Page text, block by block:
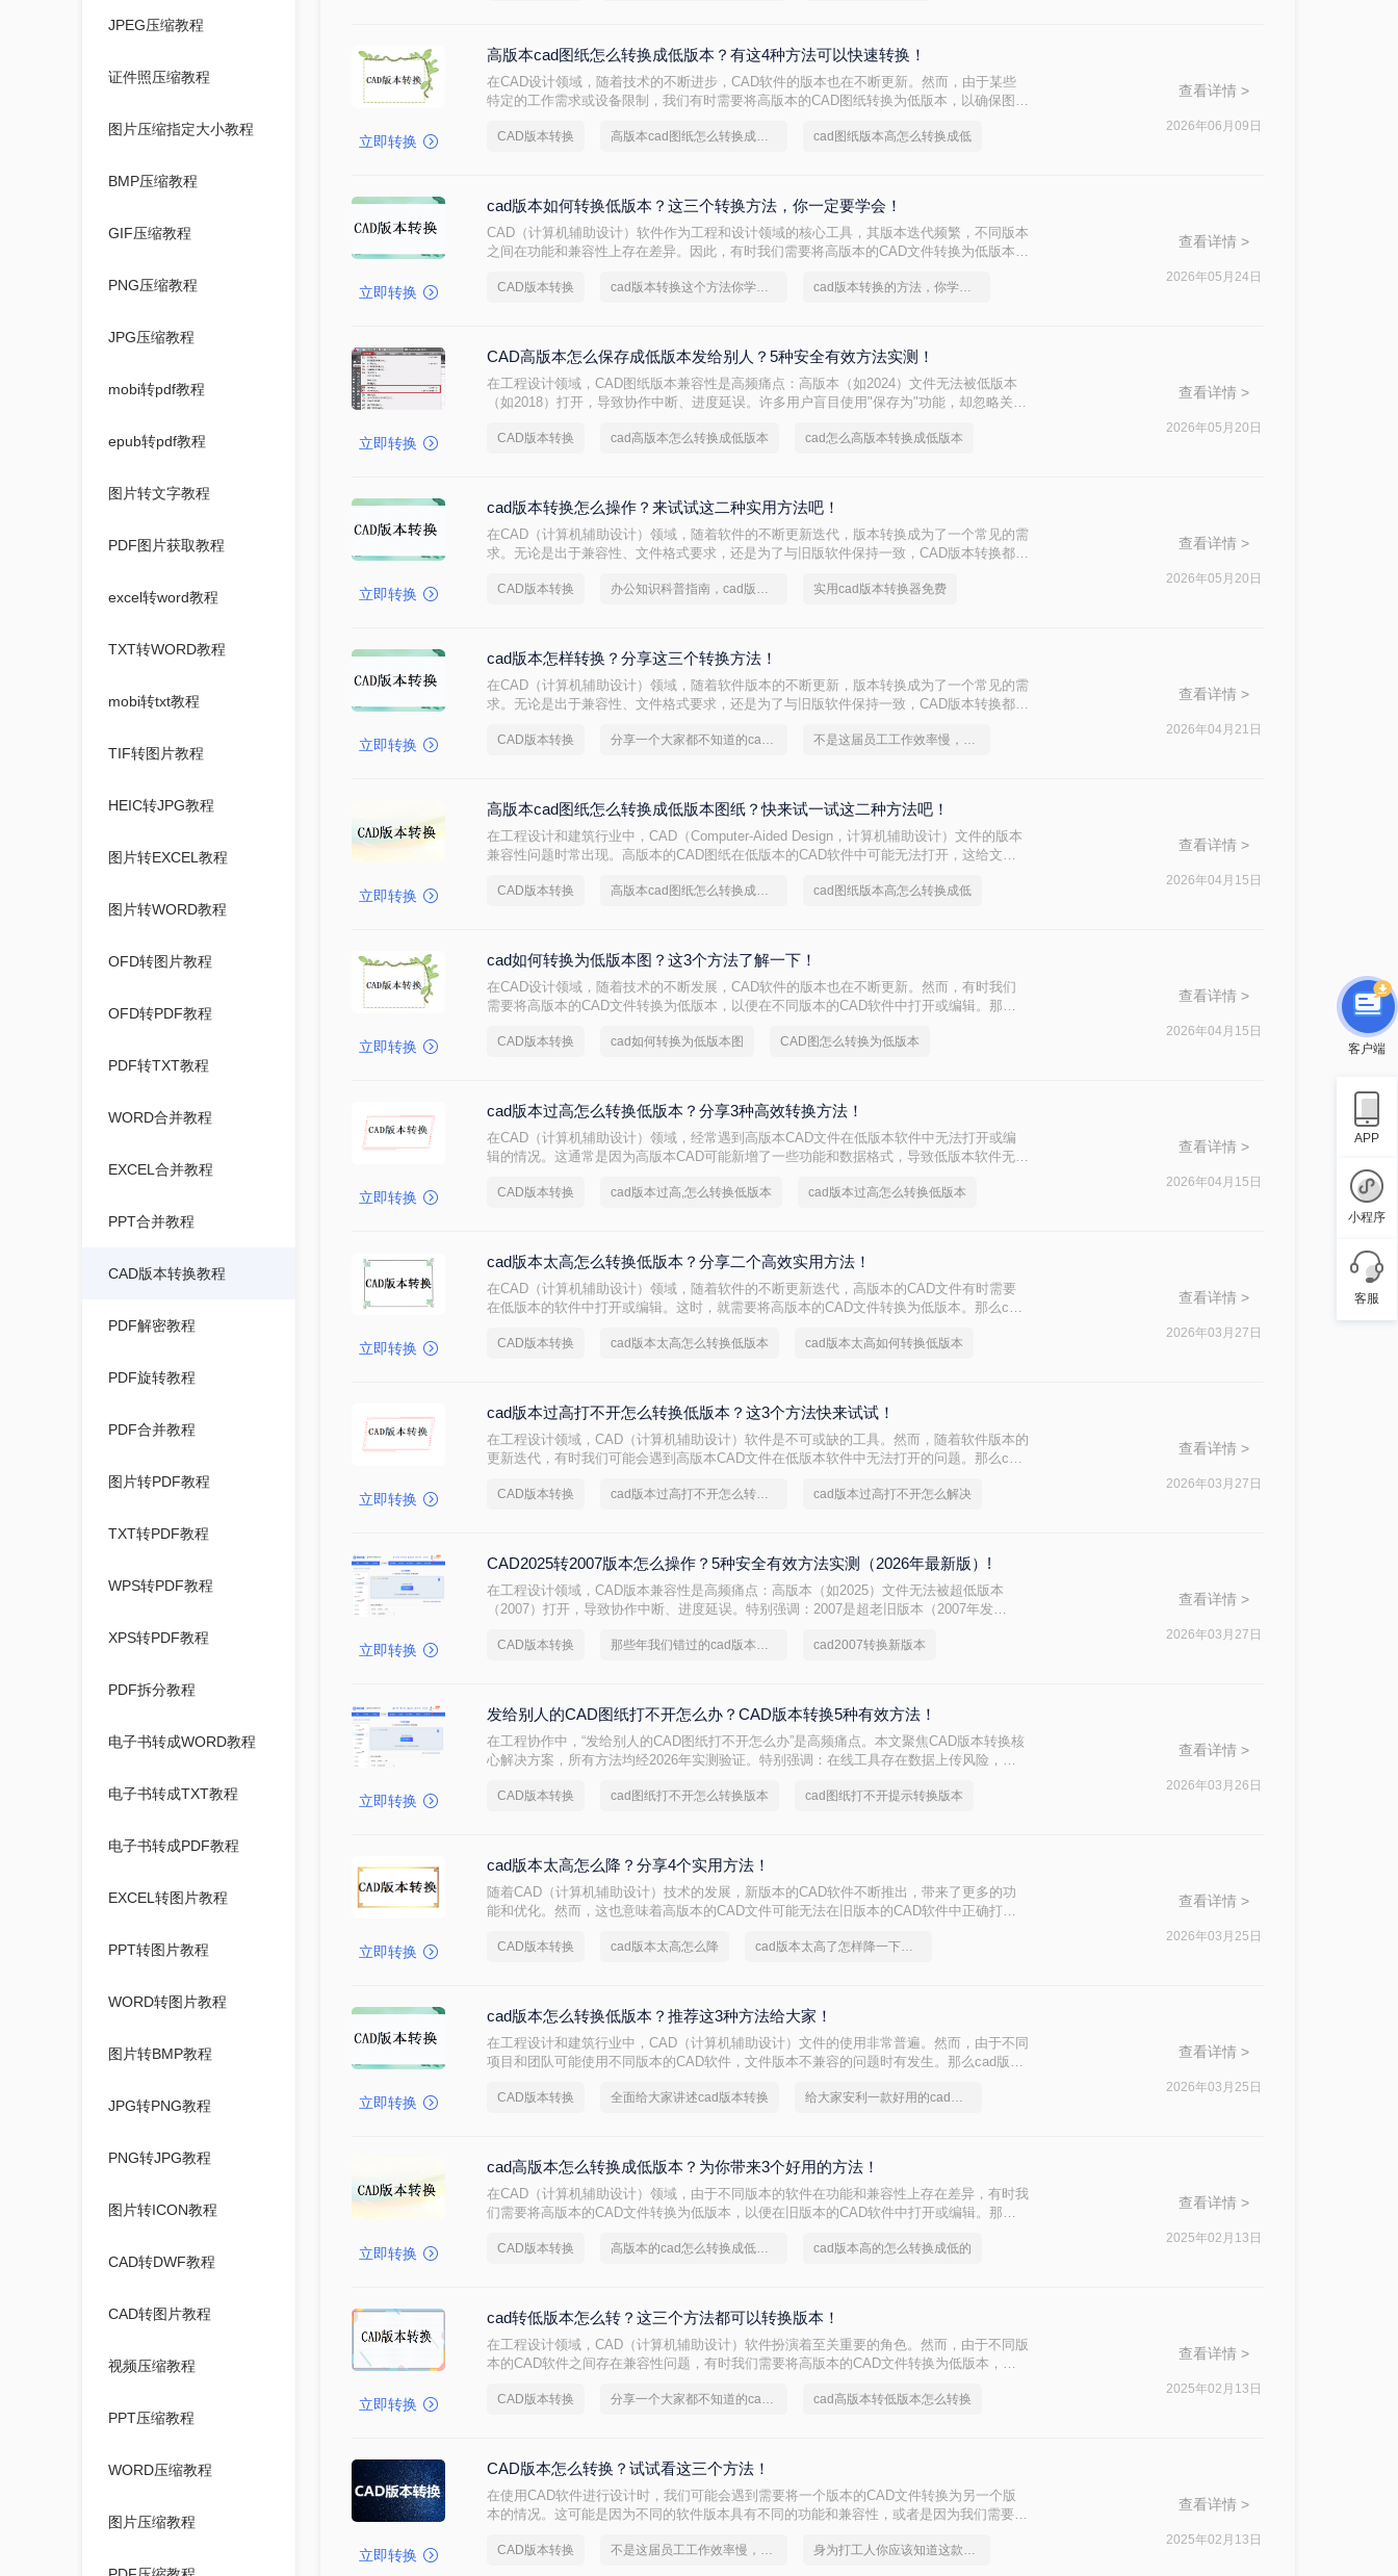
JPEG压缩教程
证件照压缩教程
图片压缩指定大小教程
BMP压缩教程
GIF压缩教程
PNG压缩教程
JPG压缩教程
mobi转pdf教程
epub转pdf教程
图片转文字教程
PDF图片获取教程
excel转word教程
TXT转WORD教程
mobi转txt教程
TIF转图片教程
HEIC转JPG教程
图片转EXCEL教程
图片转WORD教程
OFD转图片教程
OFD转PDF教程
PDF转TXT教程
WORD合并教程
EXCEL合并教程
PPT合并教程
CAD版本转换教程
PDF解密教程
PDF旋转教程
PDF合并教程
图片转PDF教程
TXT转PDF教程
WPS转PDF教程
XPS转PDF教程
PDF拆分教程
电子书转成WORD教程
电子书转成TXT教程
电子书转成PDF教程
EXCEL转图片教程
PPT转图片教程
WORD转图片教程
图片转BMP教程
JPG转PNG教程
PNG转JPG教程
图片转ICON教程
CAD转DWF教程
CAD转图片教程
视频压缩教程
PPT压缩教程
WORD压缩教程
图片压缩教程
立即转换
高版本cad图纸怎么转换成低版本？有这4种方法可以快速转换！
在CAD设计领域，随着技术的不断进步，CAD软件的版本也在不断更新。然而，由于某些
特定的工作需求或设备限制，我们有时需要将高版本的CAD图纸转换为低版本，以确保图纸
文将详细介绍四种将高版本CAD图纸转换为低版本的方法，并给出具体的操作步骤和注意事
CAD版本转换 高版本cad图纸怎么转换成低版本图纸 cad图纸版本高怎么转换成低
查看详情 >
2026年06月09日
立即转换
cad版本如何转换低版本？这三个转换方法，你一定要学会！
CAD（计算机辅助设计）软件作为工程和设计领域的核心工具，其版本迭代频繁，不同版本
之间在功能和兼容性上存在差异。因此，有时我们需要将高版本的CAD文件转换为低版本，
的方法来实现CAD版本从高到低的转换。
CAD版本转换 cad版本转换这个方法你学会了吗？ cad版本转换的方法，你学会了吗
查看详情 >
2026年05月24日
立即转换
CAD高版本怎么保存成低版本发给别人？5种安全有效方法实测！
在工程设计领域，CAD图纸版本兼容性是高频痛点：高版本（如2024）文件无法被低版本
（如2018）打开，导致协作中断、进度延误。许多用户盲目使用"保存为"功能，却忽略关键
AutoCAD 2024+系统实测，系统梳理5种安全有效的版本转换方法，明确标注每种方案的适
CAD版本转换 cad高版本怎么转换成低版本 cad怎么高版本转换成低版本
查看详情 >
2026年05月20日
立即转换
cad版本转换怎么操作？来试试这二种实用方法吧！
在CAD（计算机辅助设计）领域，随着软件的不断更新迭代，版本转换成为了一个常见的需
求。无论是出于兼容性、文件格式要求，还是为了与旧版软件保持一致，CAD版本转换都显
CAD版本转换 办公知识科普指南，cad版本转换的操作方法 实用cad版本转换器免费
查看详情 >
2026年05月20日
立即转换
cad版本怎样转换？分享这三个转换方法！
在CAD（计算机辅助设计）领域，随着软件版本的不断更新，版本转换成为了一个常见的需
求。无论是出于兼容性、文件格式要求，还是为了与旧版软件保持一致，CAD版本转换都显
CAD版本转换 分享一个大家都不知道的cad版本转换方法 不是这届员工工作效率慢，是你不会cad版本转换这一招！
查看详情 >
2026年04月21日
立即转换
高版本cad图纸怎么转换成低版本图纸？快来试一试这二种方法吧！
在工程设计和建筑行业中，CAD（Computer-Aided Design，计算机辅助设计）文件的版本
兼容性问题时常出现。高版本的CAD图纸在低版本的CAD软件中可能无法打开，这给文件
将高版本CAD图纸转换为低版本的方法，帮助您轻松解决这一问题。
CAD版本转换 高版本cad图纸怎么转换成低版本图纸 cad图纸版本高怎么转换成低
查看详情 >
2026年04月15日
立即转换
cad如何转换为低版本图？这3个方法了解一下！
在CAD设计领域，随着技术的不断发展，CAD软件的版本也在不断更新。然而，有时我们
需要将高版本的CAD文件转换为低版本，以便在不同版本的CAD软件中打开或编辑。那么
CAD版本转换 cad如何转换为低版本图 CAD图怎么转换为低版本
查看详情 >
2026年04月15日
立即转换
cad版本过高怎么转换低版本？分享3种高效转换方法！
在CAD（计算机辅助设计）领域，经常遇到高版本CAD文件在低版本软件中无法打开或编
辑的情况。这通常是因为高版本CAD可能新增了一些功能和数据格式，导致低版本软件无法
版本呢？本文将介绍三种将CAD高版本转换为低版本的高效方法。
CAD版本转换 cad版本过高,怎么转换低版本 cad版本过高怎么转换低版本
查看详情 >
2026年04月15日
立即转换
cad版本太高怎么转换低版本？分享二个高效实用方法！
在CAD（计算机辅助设计）领域，随着软件的不断更新迭代，高版本的CAD文件有时需要
在低版本的软件中打开或编辑。这时，就需要将高版本的CAD文件转换为低版本。那么cad
CAD版本转换 cad版本太高怎么转换低版本 cad版本太高如何转换低版本
查看详情 >
2026年03月27日
立即转换
cad版本过高打不开怎么转换低版本？这3个方法快来试试！
在工程设计领域，CAD（计算机辅助设计）软件是不可或缺的工具。然而，随着软件版本的
更新迭代，有时我们可能会遇到高版本CAD文件在低版本软件中无法打开的问题。那么cad
法，帮助大家轻松解决这一难题。
CAD版本转换 cad版本过高打不开怎么转换低版本 cad版本过高打不开怎么解决
查看详情 >
2026年03月27日
立即转换
CAD2025转2007版本怎么操作？5种安全有效方法实测（2026年最新版）!
在工程设计领域，CAD版本兼容性是高频痛点：高版本（如2025）文件无法被超低版本
（2007）打开，导致协作中断、进度延误。特别强调：2007是超老旧版本（2007年发
2007核心解决方案，严格区分安全使用场景，助您安全高效完成转换！
CAD版本转换 那些年我们错过的cad版本转换方法 cad2007转换新版本
查看详情 >
2026年03月27日
立即转换
发给别人的CAD图纸打不开怎么办？CAD版本转换5种有效方法！
在工程协作中，“发给别人的CAD图纸打不开怎么办”是高频痛点。本文聚焦CAD版本转换核
心解决方案，所有方法均经2026年实测验证。特别强调：在线工具存在数据上传风险，敏
CAD版本转换 cad图纸打不开怎么转换版本 cad图纸打不开提示转换版本
查看详情 >
2026年03月26日
立即转换
cad版本太高怎么降？分享4个实用方法！
随着CAD（计算机辅助设计）技术的发展，新版本的CAD软件不断推出，带来了更多的功
能和优化。然而，这也意味着高版本的CAD文件可能无法在旧版本的CAD软件中正确打开
本文将介绍四种有效的方法来实现这一目标。
CAD版本转换 cad版本太高怎么降 cad版本太高了怎样降一下版本
查看详情 >
2026年03月25日
立即转换
cad版本怎么转换低版本？推荐这3种方法给大家！
在工程设计和建筑行业中，CAD（计算机辅助设计）文件的使用非常普遍。然而，由于不同
项目和团队可能使用不同版本的CAD软件，文件版本不兼容的问题时有发生。那么cad版本
CAD版本转换 全面给大家讲述cad版本转换 给大家安利一款好用的cad版本转换软件
查看详情 >
2026年03月25日
立即转换
cad高版本怎么转换成低版本？为你带来3个好用的方法！
在CAD（计算机辅助设计）领域，由于不同版本的软件在功能和兼容性上存在差异，有时我
们需要将高版本的CAD文件转换为低版本，以便在旧版本的CAD软件中打开或编辑。那么
换。
CAD版本转换 高版本的cad怎么转换成低版本 cad版本高的怎么转换成低的
查看详情 >
2025年02月13日
立即转换
cad转低版本怎么转？这三个方法都可以转换版本！
在工程设计领域，CAD（计算机辅助设计）软件扮演着至关重要的角色。然而，由于不同版
本的CAD软件之间存在兼容性问题，有时我们需要将高版本的CAD文件转换为低版本，以
CAD文件转换为低版本的方法，帮助您解决兼容性问题。
CAD版本转换 分享一个大家都不知道的cad版本转换方法 cad高版本转低版本怎么转换
查看详情 >
2025年02月13日
立即转换
CAD版本怎么转换？试试看这三个方法！
​在使用CAD软件进行设计时，我们可能会遇到需要将一个版本的CAD文件转换为另一个版
本的情况。这可能是因为不同的软件版本具有不同的功能和兼容性，或者是因为我们需要将
方法。
CAD版本转换 不是这届员工工作效率慢，是你不会cad版本转换这一招！ 身为打工人你应该知道这款cad版本转换软件
查看详情 >
2025年02月13日
客户端
APP
小程序
客服